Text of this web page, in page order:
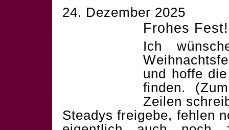
24. Dezember 2025
Frohes Fest!
Ich
und hoffe
finden.
Zeilen
Steadys freigebe, fehlen